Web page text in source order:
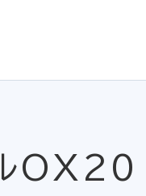
OX20